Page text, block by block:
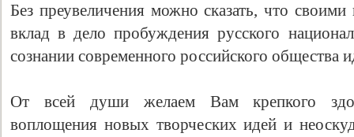
Без преувеличения можно сказать, что
вклад в дело пробуждения русского
сознании современного российского общества
От всей души желаем Вам крепкого
воплощения новых творческих идей и